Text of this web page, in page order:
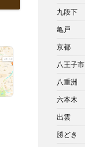
九段下
亀戸
京都
八王子市
八重洲
六本木
出雲
勝どき